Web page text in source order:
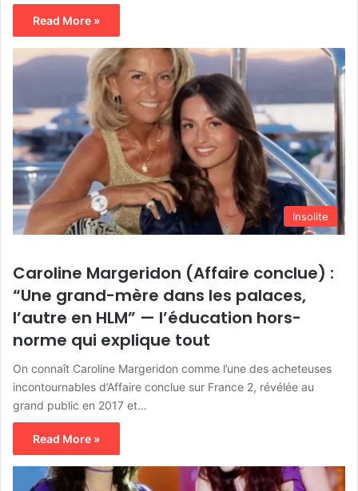
Read More »
Insolite
Caroline Margeridon (Affaire conclue) :
“Une grand-mère dans les palaces,
l’autre en HLM” — l’éducation hors-
norme qui explique tout
On connaît Caroline Margeridon comme l’une des acheteuses
incontournables d’Affaire conclue sur France 2, révélée au
grand public en 2017 et…
Read More »